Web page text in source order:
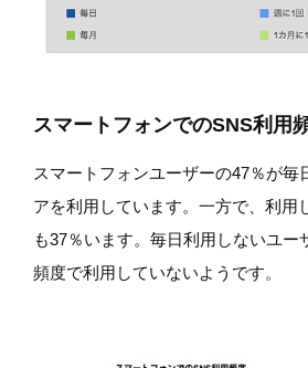
スマートフォンでのSNS利用
スマートフォンユーザーの47％が毎
アを利用しています。一方で、利用
も37％います。毎日利用しないユー
頻度で利用していないようです。